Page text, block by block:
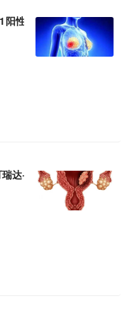
阳性mTNBC：显著延长生
达+乐卫玛)方案：显著延